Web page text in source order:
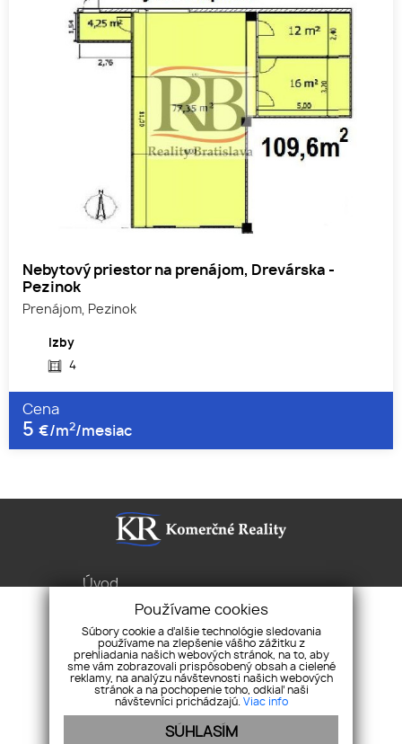
Nebytový priestor na prenájom, Drevárska -
Pezinok
Prenájom, Pezinok
Izby
4
Cena
5 €/m2/mesiac
Úvod
Byty Domy Pozemky
Pravidlá cookies
Ochrana osobných
údajov
Sibírska 1, 831 02 Bratislava
Používame cookies
Súbory cookie a ďalšie technológie sledovania
používame na zlepšenie vášho zážitku z
prehliadania našich webových stránok, na to, aby
sme vám zobrazovali prispôsobený obsah a cielené
reklamy, na analýzu návštevnosti našich webových
stránok a na pochopenie toho, odkiaľ naši
návštevníci prichádzajú. Viac info
SÚHLASÍM